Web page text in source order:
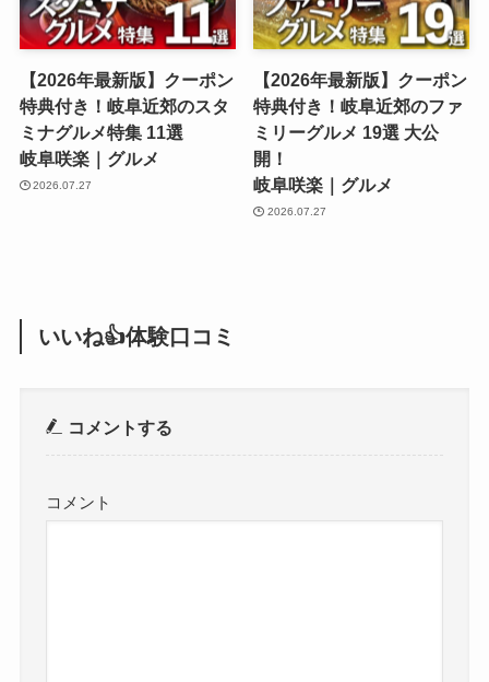
【2026年最新版】クーポン
特典付き！岐阜近郊のスタ
ミナグルメ特集 11選
岐阜咲楽｜グルメ
2026.07.27
【2026年最新版】クーポン
特典付き！岐阜近郊のファ
ミリーグルメ 19選 大公
開！
岐阜咲楽｜グルメ
2026.07.27
いいね👍体験口コミ
コメントする
コメント